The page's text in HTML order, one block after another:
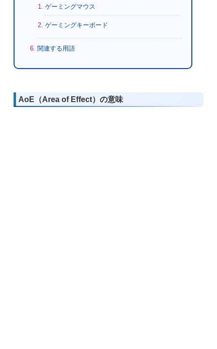
ゲーミングマウス
ゲーミングキーボード
関連する用語
AoE（Area of Effect）の意味